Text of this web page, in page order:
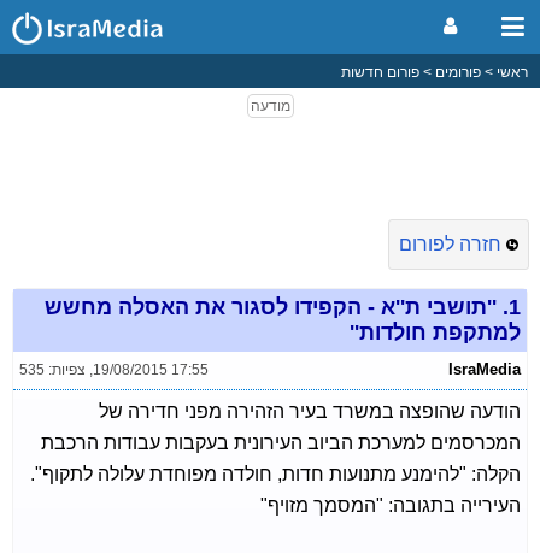
ראשי פורומים פורום חדשות
חזרה לפורום
1. ''תושבי ת''א - הקפידו לסגור את האסלה מחשש
למתקפת חולדות''
IsraMedia
19/08/2015 17:55
, צפיות: 535
הודעה שהופצה במשרד בעיר הזהירה מפני חדירה של
המכרסמים למערכת הביוב העירונית בעקבות עבודות הרכבת
הקלה: "להימנע מתנועות חדות, חולדה מפוחדת עלולה לתקוף".
העירייה בתגובה: "המסמך מזויף"